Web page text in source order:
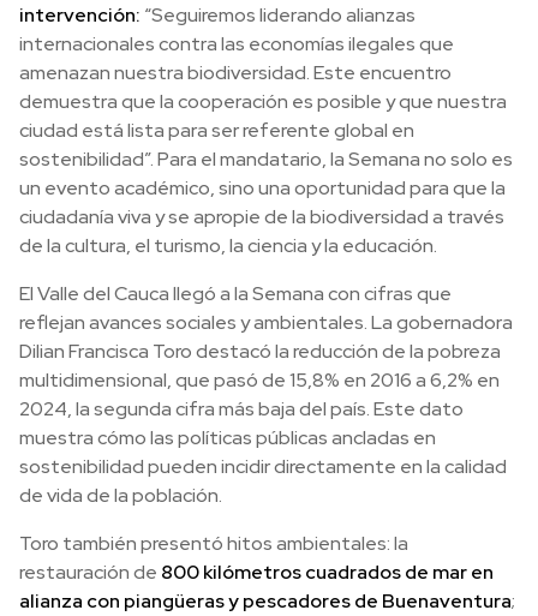
intervención: “Seguiremos liderando alianzas
internacionales contra las economías ilegales que
amenazan nuestra biodiversidad. Este encuentro
demuestra que la cooperación es posible y que nuestra
ciudad está lista para ser referente global en
sostenibilidad”. Para el mandatario, la Semana no solo es
un evento académico, sino una oportunidad para que la
ciudadanía viva y se apropie de la biodiversidad a través
de la cultura, el turismo, la ciencia y la educación.
El Valle del Cauca llegó a la Semana con cifras que
reflejan avances sociales y ambientales. La gobernadora
Dilian Francisca Toro destacó la reducción de la pobreza
multidimensional, que pasó de 15,8% en 2016 a 6,2% en
2024, la segunda cifra más baja del país. Este dato
muestra cómo las políticas públicas ancladas en
sostenibilidad pueden incidir directamente en la calidad
de vida de la población.
Toro también presentó hitos ambientales: la
restauración de 800 kilómetros cuadrados de mar en
alianza con piangüeras y pescadores de Buenaventura;